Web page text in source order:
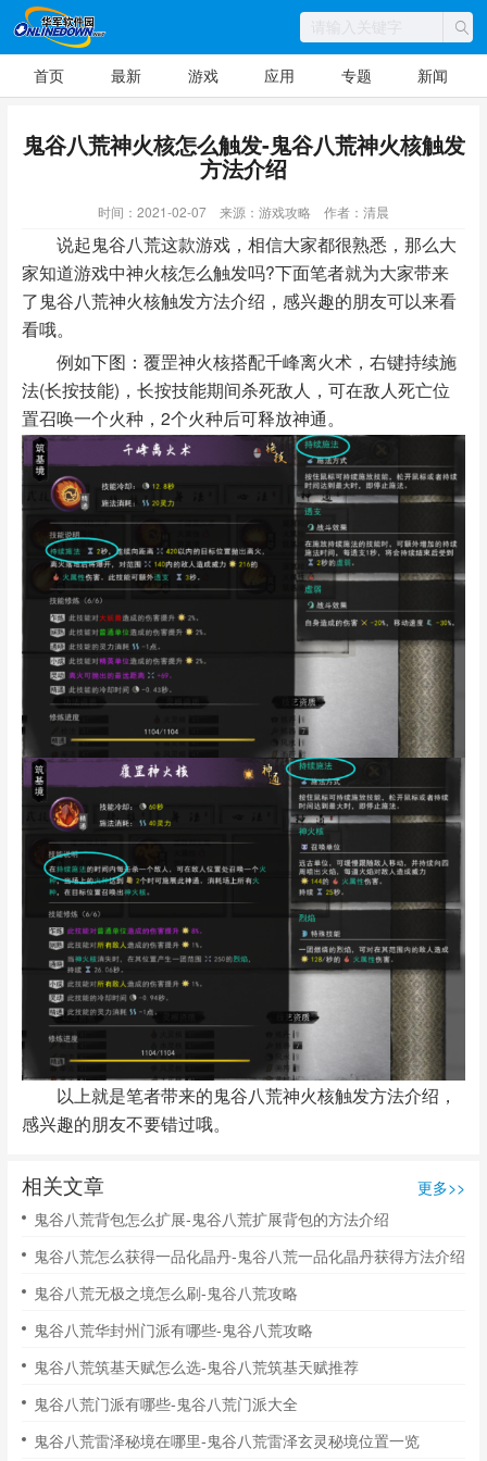
首页 最新 游戏 应用 专题 新闻
鬼谷八荒神火核怎么触发-鬼谷八荒神火核触发
方法介绍
时间：2021-02-07 来源：游戏攻略 作者：清晨
说起鬼谷八荒这款游戏，相信大家都很熟悉，那么大
家知道游戏中神火核怎么触发吗?下面笔者就为大家带来
了鬼谷八荒神火核触发方法介绍，感兴趣的朋友可以来看
看哦。
例如下图：覆罡神火核搭配千峰离火术，右键持续施
法(长按技能)，长按技能期间杀死敌人，可在敌人死亡位
置召唤一个火种，2个火种后可释放神通。
以上就是笔者带来的鬼谷八荒神火核触发方法介绍，
感兴趣的朋友不要错过哦。
相关文章
更多>>
鬼谷八荒背包怎么扩展-鬼谷八荒扩展背包的方法介绍
鬼谷八荒怎么获得一品化晶丹-鬼谷八荒一品化晶丹获得方法介绍
鬼谷八荒无极之境怎么刷-鬼谷八荒攻略
鬼谷八荒华封州门派有哪些-鬼谷八荒攻略
鬼谷八荒筑基天赋怎么选-鬼谷八荒筑基天赋推荐
鬼谷八荒门派有哪些-鬼谷八荒门派大全
鬼谷八荒雷泽秘境在哪里-鬼谷八荒雷泽玄灵秘境位置一览